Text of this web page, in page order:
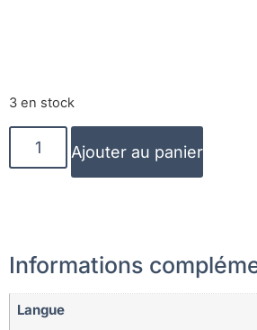
3 en stock
Ajouter au panier
Informations
Langue